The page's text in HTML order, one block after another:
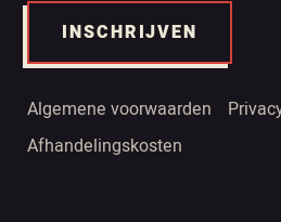
INSCHRIJVEN
Algemene voorwaarden
Afhandelingskosten